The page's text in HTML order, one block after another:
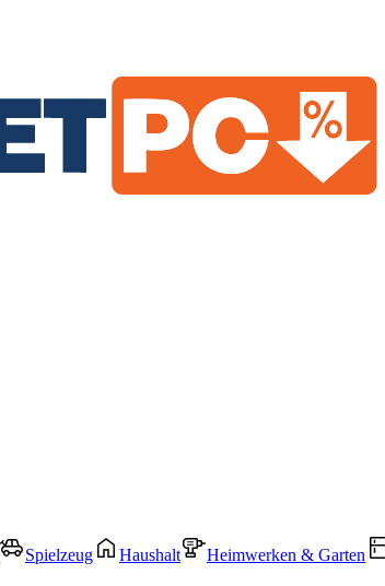
Spielzeug Haushalt Heimwerken & Garten